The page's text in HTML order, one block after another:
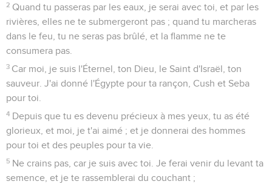
2 Quand tu passeras par les eaux, je serai avec toi, et par les
rivières, elles ne te submergeront pas ; quand tu marcheras
dans le feu, tu ne seras pas brûlé, et la flamme ne te
consumera pas.
3 Car moi, je suis l'Éternel, ton Dieu, le Saint d'Israël, ton
sauveur. J'ai donné l'Égypte pour ta rançon, Cush et Seba
pour toi.
4 Depuis que tu es devenu précieux à mes yeux, tu as été
glorieux, et moi, je t'ai aimé ; et je donnerai des hommes
pour toi et des peuples pour ta vie.
5 Ne crains pas, car je suis avec toi. Je ferai venir du levant ta
semence, et je te rassemblerai du couchant ;